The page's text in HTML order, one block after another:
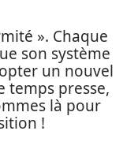
». Chaque
son système
un nouvel
temps presse,
là pour
!